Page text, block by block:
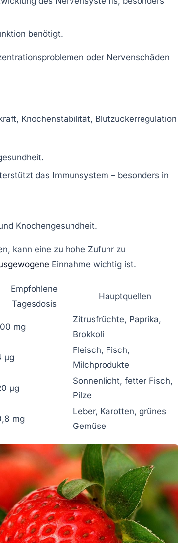
benötigt.
oder Nervenschäden
Knochenstabilität, Blutzuckerregulation
das Immunsystem – besonders in
Knochengesundheit.
kann eine zu hohe Zufuhr zu
Einnahme wichtig ist.
Empfohlene
Tagesdosis
Hauptquellen
mg
Zitrusfrüchte, Paprika,
Brokkoli
µg
Fleisch, Fisch,
Milchprodukte
µg
Sonnenlicht, fetter Fisch,
Pilze
mg
Leber, Karotten, grünes
Gemüse